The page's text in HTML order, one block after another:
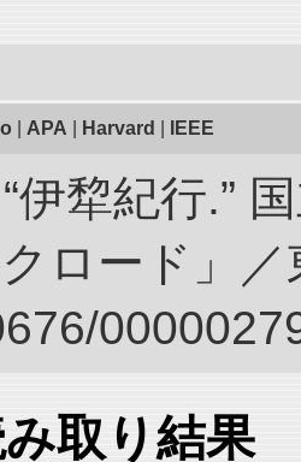
APA Harvard IEEE
伊犂紀行.”
ロード」／
取り結果